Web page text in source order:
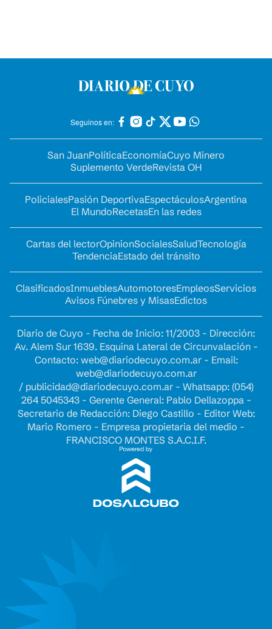
Seguinos en:
San JuanPolíticaEconomíaCuyo Minero
Suplemento VerdeRevista OH
PolicialesPasión DeportivaEspectáculosArgentina
El MundoRecetasEn las redes
Cartas del lectorOpinionSocialesSaludTecnología
TendenciaEstado del tránsito
ClasificadosInmueblesAutomotoresEmpleosServicios
Avisos Fúnebres y MisasEdictos
Diario de Cuyo - Fecha de Inicio: 11/2003 - Dirección:
Av. Alem Sur 1639. Esquina Lateral de Circunvalación -
Contacto: web@diariodecuyo.com.ar- Email:
web@diariodecuyo.com.ar
/ publicidad@diariodecuyo.com.ar- Whatsapp: (054)
264 5045343 - Gerente General: Pablo Dellazoppa -
Secretario de Redacción: Diego Castillo - Editor Web:
Mario Romero - Empresa propietaria del medio -
FRANCISCO MONTES S.A.C.I.F.